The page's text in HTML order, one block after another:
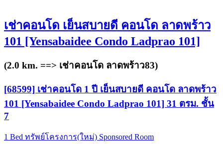
เช่าคอนโด เย็นสบายดี คอนโด ลาดพร้าว
101 [Yensabaidee Condo Ladprao 101]
(2.0 km. ==> เช่าคอนโด ลาดพร้าว83)
[68599] เช่าคอนโด 1 ปี เย็นสบายดี คอนโด ลาดพร้าว
101 [Yensabaidee Condo Ladprao 101] 31 ตรม. ชั้น
7
1 Bed ทรัพย์โครงการ(ใหม่) Sponsored Room